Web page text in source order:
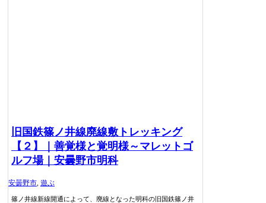
旧国鉄篠ノ井線廃線敷トレッキング
【２】｜善覚様と覚明様～マレットゴ
ルフ場｜安曇野市明科
安曇野市 遊ぶ
篠ノ井線新線開通によって、廃線となった明科の旧国鉄篠ノ井